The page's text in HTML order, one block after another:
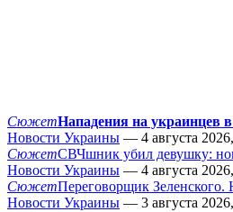
СюжетНападения на украинцев
Новости Украины — 4 августа
СюжетСВЧшник убил девушку:
Новости Украины — 4 августа
СюжетПереговорщик Зеленского.
Новости Украины — 3 августа